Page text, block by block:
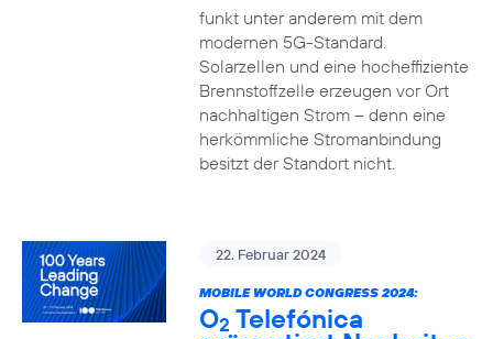
funkt unter anderem mit dem
modernen 5G-Standard.
Solarzellen und eine hocheffiziente
Brennstoffzelle erzeugen vor Ort
nachhaltigen Strom – denn eine
herkömmliche Stromanbindung
besitzt der Standort nicht.
22. Februar 2024
MOBILE WORLD CONGRESS 2024:
O2 Telefónica